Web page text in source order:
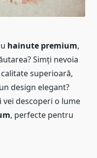
hainute premium,
Simți nevoia
superioară,
design elegant?
descoperi o lume
, perfecte pentru